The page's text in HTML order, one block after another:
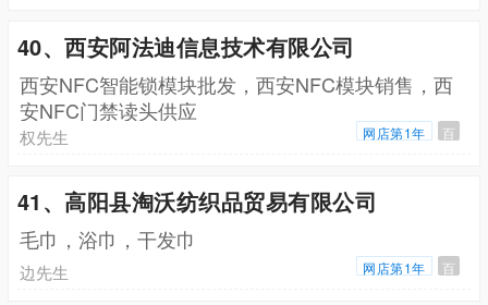
40、西安阿法迪信息技术有限公司
西安NFC智能锁模块批发，西安NFC模块销售，西
安NFC门禁读头供应
权先生 网店第1年 百
41、高阳县淘沃纺织品贸易有限公司
毛巾，浴巾，干发巾
边先生 网店第1年 百